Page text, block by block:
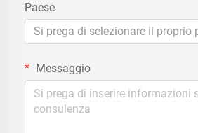
Paese
Si prega di selezionare il proprio
Messaggio